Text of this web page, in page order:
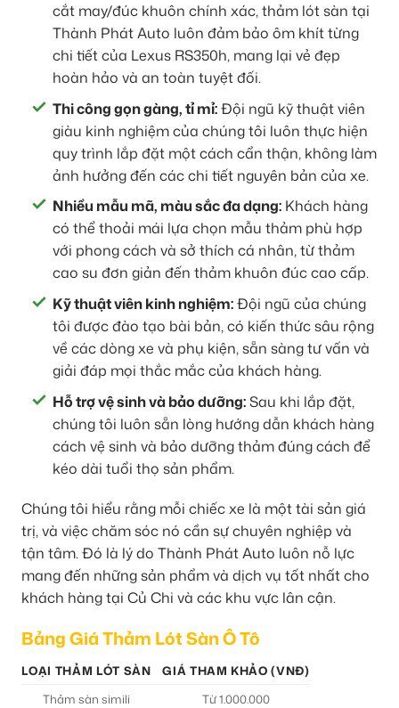
cắt may/đúc khuôn chính xác, thảm lót sàn tại
Thành Phát Auto luôn đảm bảo ôm khít từng
chi tiết của Lexus RS350h, mang lại vẻ đẹp
hoàn hảo và an toàn tuyệt đối.
Thi công gọn gàng, tỉ mỉ:Đội ngũ kỹ thuật viên
giàu kinh nghiệm của chúng tôi luôn thực hiện
quy trình lắp đặt một cách cẩn thận, không làm
ảnh hưởng đến các chi tiết nguyên bản của xe.
Nhiều mẫu mã, màu sắc đa dạng: Khách hàng
có thể thoải mái lựa chọn mẫu thảm phù hợp
với phong cách và sở thích cá nhân, từ thảm
cao su đơn giản đến thảm khuôn đúc cao cấp.
Kỹ thuật viên kinh nghiệm:Đội ngũ của chúng
tôi được đào tạo bài bản, có kiến thức sâu rộng
về các dòng xe và phụ kiện, sẵn sàng tư vấn và
giải đáp mọi thắc mắc của khách hàng.
Hỗ trợ vệ sinh và bảo dưỡng:Sau khi lắp đặt,
chúng tôi luôn sẵn lòng hướng dẫn khách hàng
cách vệ sinh và bảo dưỡng thảm đúng cách để
kéo dài tuổi thọ sản phẩm.
Chúng tôi hiểu rằng mỗi chiếc xe là một tài sản giá
trị, và việc chăm sóc nó cần sự chuyên nghiệp và
tận tâm. Đó là lý do Thành Phát Auto luôn nỗ lực
mang đến những sản phẩm và dịch vụ tốt nhất cho
khách hàng tại Củ Chi và các khu vực lân cận.
Bảng Giá Thảm Lót Sàn Ô Tô
LOẠI THẢM LÓT SÀN
GIÁ THAM KHẢO (VNĐ)
Thảm sàn simili
Từ 1.000.000